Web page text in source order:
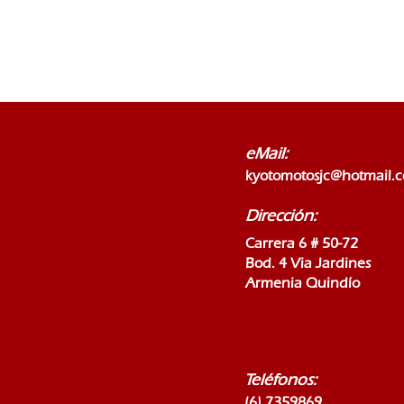
eMail:
Dirección:
Carrera 6 # 50-72
Bod. 4 Via Jardines
Armenia Quindío
Teléfonos: